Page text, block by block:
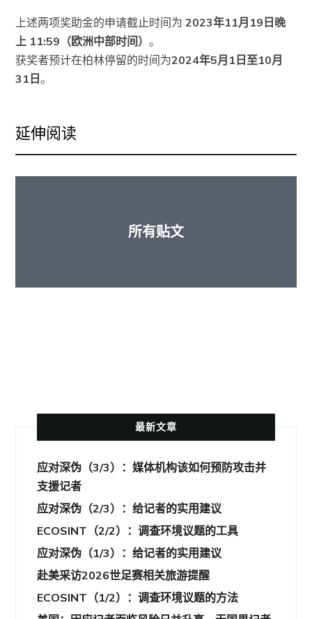
上述两项奖助金的申请截止时间为2023年11月19日晚
上 11:59（欧洲中部时间）。
获奖者预计在柏林停留的时间为2024年5月1日至10月
31日。
延伸阅读
所有贴文
最新文章
应对深伪（3/3）：媒体机构该如何预防攻击并
支援记者
应对深伪（2/3）：给记者的实用建议
ECOSINT（2/2）：调查环境议题的工具
应对深伪（1/3）：给记者的实用建议
赴美采访2026世足赛相关旅游提醒
ECOSINT（1/2）：调查环境议题的方法